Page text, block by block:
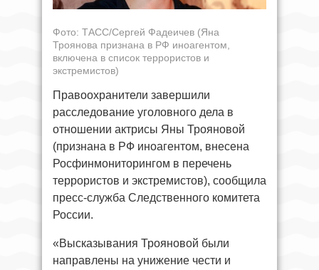
Фото: ТАСС/Сергей Фадеичев (Яна
Троянова признана в РФ иноагентом,
включена в список террористов и
экстремистов)
Правоохранители завершили
расследование уголовного дела в
отношении актрисы Яны Трояновой
(признана в РФ иноагентом, внесена
Росфинмониторингом в перечень
террористов и экстремистов), сообщила
пресс-служба Следственного комитета
России.
«Высказывания Трояновой были
направлены на унижение чести и